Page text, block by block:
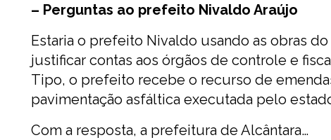
– Perguntas ao prefeito Nivaldo Araújo
Estaria o prefeito Nivaldo usando as obras
justificar contas aos órgãos de controle e
Tipo, o prefeito recebe o recurso de
pavimentação asfáltica executada pelo
Com a resposta, a prefeitura de Alcântara…